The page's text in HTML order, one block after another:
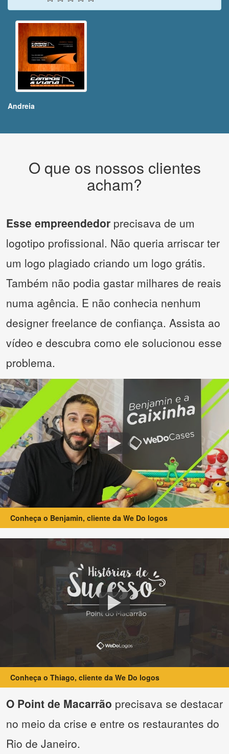
Andreia
O que os nossos clientes
acham?
Esse empreendedor precisava de um
logotipo profissional. Não queria arriscar ter
um logo plagiado criando um logo grátis.
Também não podia gastar milhares de reais
numa agência. E não conhecia nenhum
designer freelance de confiança. Assista ao
vídeo e descubra como ele solucionou esse
problema.
Conheça o Benjamin, cliente da We Do logos
Conheça o Thiago, cliente da We Do logos
O Point de Macarrão precisava se destacar
no meio da crise e entre os restaurantes do
Rio de Janeiro.